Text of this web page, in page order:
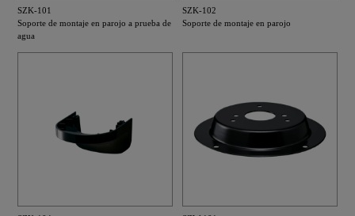
SZK-101
Soporte de montaje en parojo a prueba de
agua
SZK-102
Soporte de montaje en parojo